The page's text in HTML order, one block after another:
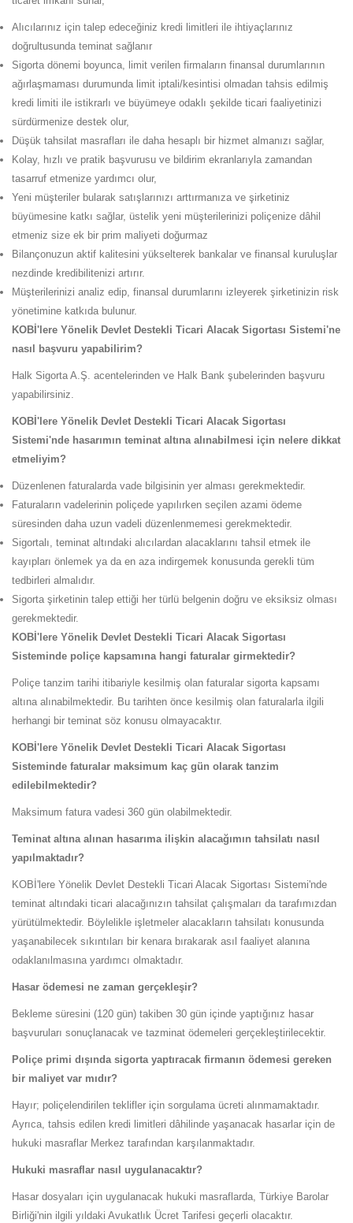
Alıcılarınız için talep edeceğiniz kredi limitleri ile ihtiyaçlarınız
doğrultusunda teminat sağlanır
Sigorta dönemi boyunca, limit verilen firmaların finansal durumlarının
ağırlaşmaması durumunda limit iptali/kesintisi olmadan tahsis edilmiş
kredi limiti ile istikrarlı ve büyümeye odaklı şekilde ticari faaliyetinizi
sürdürmenize destek olur,
Düşük tahsilat masrafları ile daha hesaplı bir hizmet almanızı sağlar,
Kolay, hızlı ve pratik başvurusu ve bildirim ekranlarıyla zamandan
tasarruf etmenize yardımcı olur,
Yeni müşteriler bularak satışlarınızı arttırmanıza ve şirketiniz
büyümesine katkı sağlar, üstelik yeni müşterilerinizi poliçenize dâhil
etmeniz size ek bir prim maliyeti doğurmaz
Bilançonuzun aktif kalitesini yükselterek bankalar ve finansal kuruluşlar
nezdinde kredibilitenizi artırır.
Müşterilerinizi analiz edip, finansal durumlarını izleyerek şirketinizin risk
yönetimine katkıda bulunur.
KOBİ'lere Yönelik Devlet Destekli Ticari Alacak Sigortası Sistemi'ne
nasıl başvuru yapabilirim?
Halk Sigorta A.Ş. acentelerinden ve Halk Bank şubelerinden başvuru
yapabilirsiniz.
KOBİ'lere Yönelik Devlet Destekli Ticari Alacak Sigortası
Sistemi'nde hasarımın teminat altına alınabilmesi için nelere dikkat
etmeliyim?
Düzenlenen faturalarda vade bilgisinin yer alması gerekmektedir.
Faturaların vadelerinin poliçede yapılırken seçilen azami ödeme
süresinden daha uzun vadeli düzenlenmemesi gerekmektedir.
Sigortalı, teminat altındaki alıcılardan alacaklarını tahsil etmek ile
kayıpları önlemek ya da en aza indirgemek konusunda gerekli tüm
tedbirleri almalıdır.
Sigorta şirketinin talep ettiği her türlü belgenin doğru ve eksiksiz olması
gerekmektedir.
KOBİ'lere Yönelik Devlet Destekli Ticari Alacak Sigortası
Sisteminde poliçe kapsamına hangi faturalar girmektedir?
Poliçe tanzim tarihi itibariyle kesilmiş olan faturalar sigorta kapsamı
altına alınabilmektedir. Bu tarihten önce kesilmiş olan faturalarla ilgili
herhangi bir teminat söz konusu olmayacaktır.
KOBİ'lere Yönelik Devlet Destekli Ticari Alacak Sigortası
Sisteminde faturalar maksimum kaç gün olarak tanzim
edilebilmektedir?
Maksimum fatura vadesi 360 gün olabilmektedir.
Teminat altına alınan hasarıma ilişkin alacağımın tahsilatı nasıl
yapılmaktadır?
KOBİ'lere Yönelik Devlet Destekli Ticari Alacak Sigortası Sistemi'nde
teminat altındaki ticari alacağınızın tahsilat çalışmaları da tarafımızdan
yürütülmektedir. Böylelikle işletmeler alacakların tahsilatı konusunda
yaşanabilecek sıkıntıları bir kenara bırakarak asıl faaliyet alanına
odaklanılmasına yardımcı olmaktadır.
Hasar ödemesi ne zaman gerçekleşir?
Bekleme süresini (120 gün) takiben 30 gün içinde yaptığınız hasar
başvuruları sonuçlanacak ve tazminat ödemeleri gerçekleştirilecektir.
Poliçe primi dışında sigorta yaptıracak firmanın ödemesi gereken
bir maliyet var mıdır?
Hayır; poliçelendirilen teklifler için sorgulama ücreti alınmamaktadır.
Ayrıca, tahsis edilen kredi limitleri dâhilinde yaşanacak hasarlar için de
hukuki masraflar Merkez tarafından karşılanmaktadır.
Hukuki masraflar nasıl uygulanacaktır?
Hasar dosyaları için uygulanacak hukuki masraflarda, Türkiye Barolar
Birliği'nin ilgili yıldaki Avukatlık Ücret Tarifesi geçerli olacaktır.